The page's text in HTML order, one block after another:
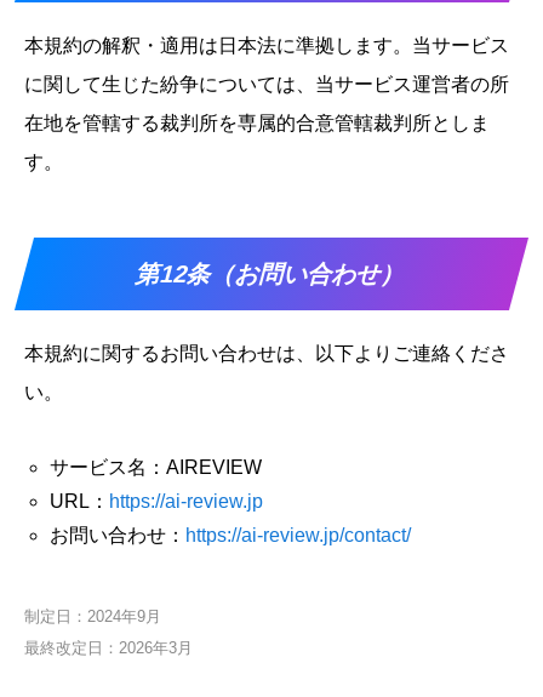
本規約の解釈・適用は日本法に準拠します。当サービス
に関して生じた紛争については、当サービス運営者の所
在地を管轄する裁判所を専属的合意管轄裁判所としま
す。
第12条（お問い合わせ）
本規約に関するお問い合わせは、以下よりご連絡くださ
い。
サービス名：AIREVIEW
URL： https://ai-review.jp
お問い合わせ： https://ai-review.jp/contact/
制定日：2024年9月
最終改定日：2026年3月